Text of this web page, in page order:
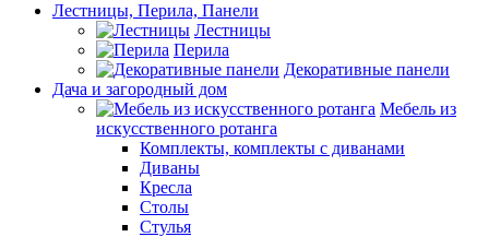
Лестницы, Перила, Панели
Лестницы
Перила
Декоративные панели
Дача и загородный дом
Мебель из
искусственного ротанга
Комплекты, комплекты с диванами
Диваны
Кресла
Столы
Стулья